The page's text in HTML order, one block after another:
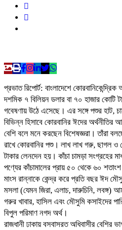
প্রভাত রিপোর্ট: বাংলাদেশে
দশমিক ৭ বিলিয়ন ডলার বা ৭০ হাজার কোটি
গবেষণায় উঠে এসেছে। এর সঙ্গে পশুর হাট,
বিভিন্ন হিসাবে কোরবানির ঈদের
বেশি বলে মনে করছেন বিশেষজ্ঞরা। তাঁরা
রাখে কোরবানির পশু। লাখ লাখ গরু, ছাগল ও
টাকার লেনদেন হয়। কাঁচা চামড়া সংগ্রহের
পণ্যের কাঁচামালের প্রায় ৫০ থেকে ৬০
মাংস রান্নাকে কেন্দ্র করে প্রতি বছর ঈদ
মসলা (যেমন জিরা, এলাচ, দারুচিনি, লবঙ্গ)
গরুর খাবার, হাসিল এবং মৌসুমি কসাইদের
বিপুল পরিমাণ নগদ অর্থ।
রাজধানী ঢাকায় বসবাসরত অধিবাসীর বেশির